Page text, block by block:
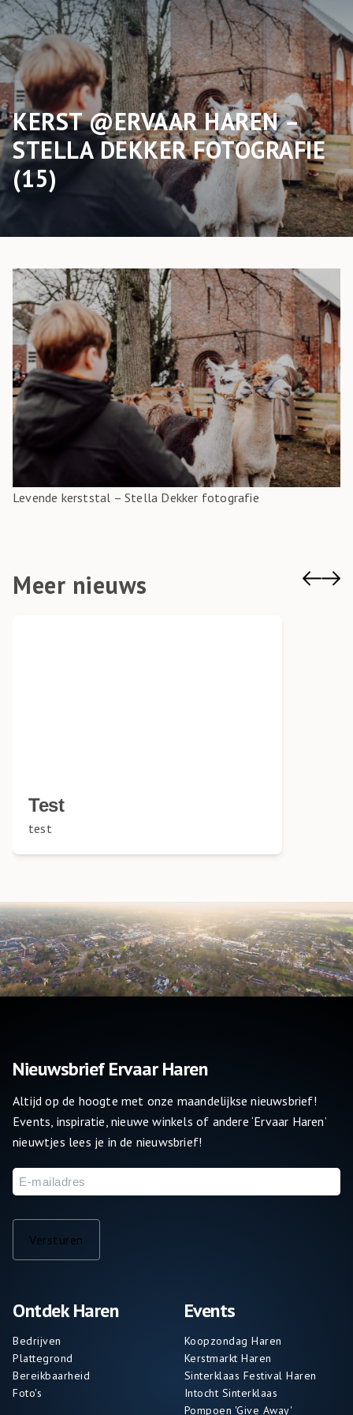
KERST @ERVAAR HAREN –
STELLA DEKKER FOTOGRAFIE
(15)
Levende kerststal – Stella Dekker fotografie
Meer nieuws
Test
test
Ontdek Haren
Bedrijven
Plattegrond
Bereikbaarheid
Foto's
Events
Koopzondag Haren
Kerstmarkt Haren
Sinterklaas Festival Haren
Intocht Sinterklaas
Pompoen 'Give Away'
Nieuwsbrief Ervaar Haren
Altijd op de hoogte met onze maandelijkse nieuwsbrief!
Events, inspiratie, nieuwe winkels of andere ‘Ervaar Haren’
nieuwtjes lees je in de nieuwsbrief!
E-
mailadres
Versturen